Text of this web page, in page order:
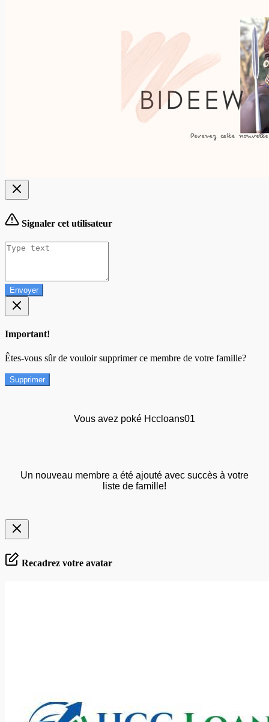
Signaler cet utilisateur
Envoyer
Important!
Êtes-vous sûr de vouloir supprimer ce membre de votre famille?
Supprimer
Vous avez poké Hccloans01
Un nouveau membre a été ajouté avec succès à votre
liste de famille!
Recadrez votre avatar